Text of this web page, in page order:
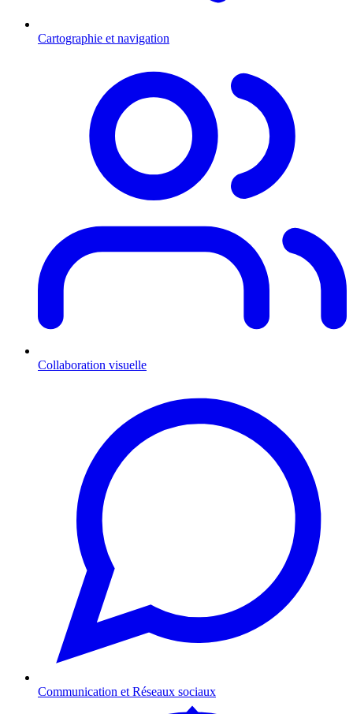
Cartographie et navigation
Collaboration visuelle
Communication et Réseaux sociaux